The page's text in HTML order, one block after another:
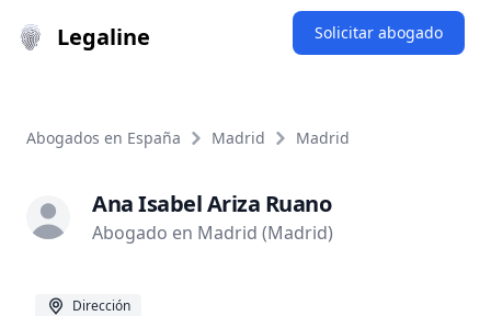
Legaline Solicitar abogado
Abogados en España Madrid Madrid
Ana Isabel Ariza Ruano
Abogado en Madrid (Madrid)
Dirección